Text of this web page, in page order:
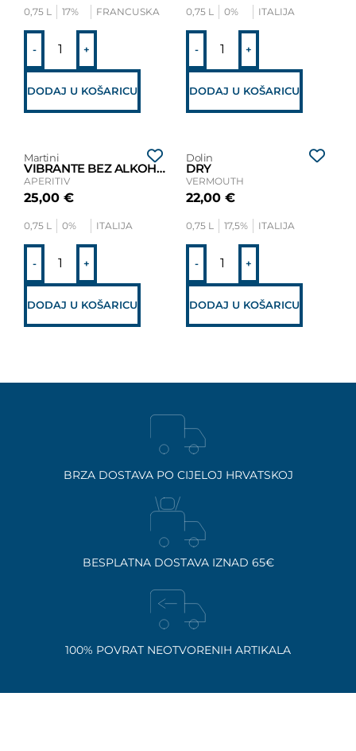
0,75 L 17% FRANCUSKA
- +
DODAJ U KOŠARICU
0,75 L 0% ITALIJA
- +
DODAJ U KOŠARICU
Martini
VIBRANTE BEZ ALKOHOLA
APERITIV
25,00 €
0,75 L 0% ITALIJA
- +
DODAJ U KOŠARICU
Dolin
DRY
VERMOUTH
22,00 €
0,75 L 17,5% ITALIJA
- +
DODAJ U KOŠARICU
BRZA DOSTAVA PO CIJELOJ HRVATSKOJ
BESPLATNA DOSTAVA IZNAD 65€
100% POVRAT NEOTVORENIH ARTIKALA